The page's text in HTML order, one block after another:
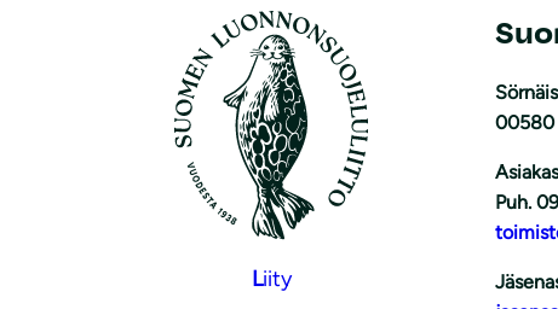
Liity
00580
Puh.